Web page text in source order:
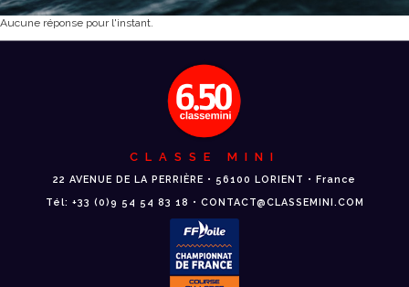
Aucune réponse pour l'instant.
CLASSE MINI
22 AVENUE DE LA PERRIÈRE • 56100 LORIENT • France
Tél: +33 (0)9 54 54 83 18 • CONTACT@CLASSEMINI.COM